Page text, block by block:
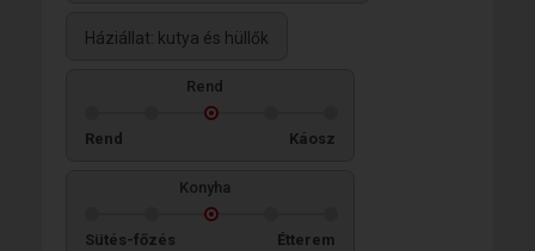
Háziállat: kutya és hüllők
Rend
Rend Káosz
Konyha
Sütés-főzés Étterem